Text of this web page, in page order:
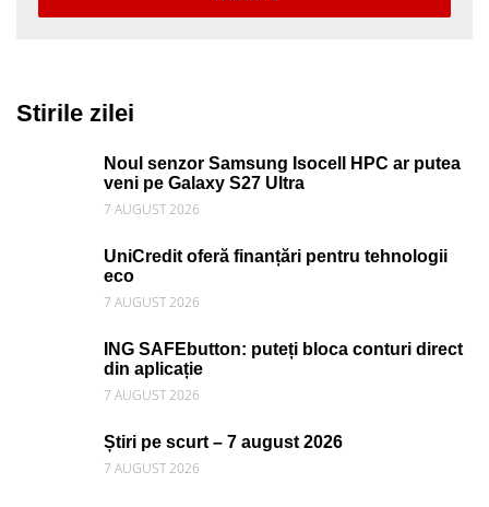
Stirile zilei
Noul senzor Samsung Isocell HPC ar putea
veni pe Galaxy S27 Ultra
7 AUGUST 2026
UniCredit oferă finanțări pentru tehnologii
eco
7 AUGUST 2026
ING SAFEbutton: puteți bloca conturi direct
din aplicație
7 AUGUST 2026
Știri pe scurt – 7 august 2026
7 AUGUST 2026